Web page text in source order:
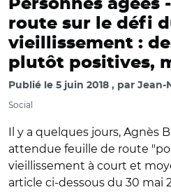
Personnes âgées -
route sur le défi
vieillissement :
plutôt positives,
Publié le 5 juin 2018 par Jean-
Social
Il y a quelques jours, Agnès
attendue feuille de route
vieillissement à court et
article ci-dessous du 30 mai